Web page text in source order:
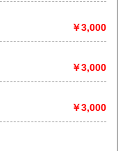
￥3,000
￥3,000
￥3,000